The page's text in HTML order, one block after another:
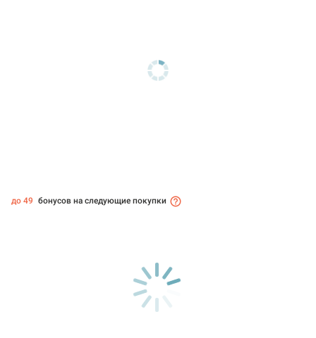
до 49 бонусов на следующие покупки